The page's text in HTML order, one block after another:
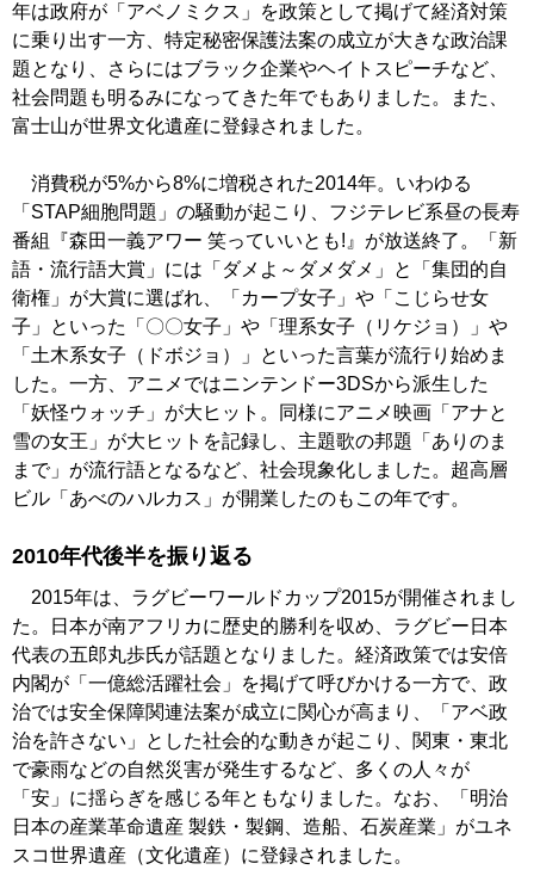
年は政府が「アベノミクス」を政策として掲げて経済対策
に乗り出す一方、特定秘密保護法案の成立が大きな政治課
題となり、さらにはブラック企業やヘイトスピーチなど、
社会問題も明るみになってきた年でもありました。また、
富士山が世界文化遺産に登録されました。
消費税が5%から8%に増税された2014年。いわゆる
「STAP細胞問題」の騒動が起こり、フジテレビ系昼の長寿
番組『森田一義アワー 笑っていいとも!』が放送終了。「新
語・流行語大賞」には「ダメよ～ダメダメ」と「集団的自
衛権」が大賞に選ばれ、「カープ女子」や「こじらせ女
子」といった「〇〇女子」や「理系女子（リケジョ）」や
「土木系女子（ドボジョ）」といった言葉が流行り始めま
した。一方、アニメではニンテンドー3DSから派生した
「妖怪ウォッチ」が大ヒット。同様にアニメ映画「アナと
雪の女王」が大ヒットを記録し、主題歌の邦題「ありのま
まで」が流行語となるなど、社会現象化しました。超高層
ビル「あべのハルカス」が開業したのもこの年です。
2010年代後半を振り返る
2015年は、ラグビーワールドカップ2015が開催されまし
た。日本が南アフリカに歴史的勝利を収め、ラグビー日本
代表の五郎丸歩氏が話題となりました。経済政策では安倍
内閣が「一億総活躍社会」を掲げて呼びかける一方で、政
治では安全保障関連法案が成立に関心が高まり、「アベ政
治を許さない」とした社会的な動きが起こり、関東・東北
で豪雨などの自然災害が発生するなど、多くの人々が
「安」に揺らぎを感じる年ともなりました。なお、「明治
日本の産業革命遺産 製鉄・製鋼、造船、石炭産業」がユネ
スコ世界遺産（文化遺産）に登録されました。